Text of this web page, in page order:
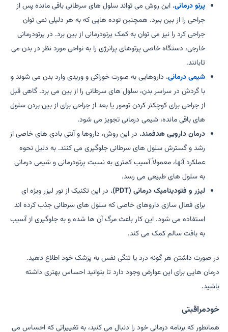
پرتو درمانی. این روش می تواند سلول های سرطانی باقی مانده پس از
جراحی را از بین ببرد. همچنین توده هایی که به هر دلیلی نمی توان
جراحی کرد را نیز می توان به کمک پرتودرمانی از بین برد. در پرتودرمانی
خارجی، دستگاه خاصی پرتوهای پرانرژی را به نواحی مورد نظر در بدن می
تابانند.
شیمی درمانی. داروهایی به صورت خوراکی و وریدی وارد بدن می شوند و
با گردش در سراسر بدن، سلول های سرطانی را از بین می برد. گاهی قبل
از جراحی برای کوچکتر کردن تومور یا بعد از جراحی برای از بین بردن سلول
های باقی مانده، شیمی درمانی تجویز می شود.
درمان دارویی هدفمند. در این روش، داروها و آنتی بادی های خاصی از
رشد و گسترش سلول های سرطانی جلوگیری می کنند. به دلیل نحوه
عملکرد آنها، معمولاً آسیب کمتری به نسبت پرتودرمانی و شیمی درمانی
به سلول های طبیعی می رسد.
لیزر و فتودینامیک درمانی (PDT).
در این تکنیک از نور لیزر ویژه ای
برای فعال سازی داروهای خاصی که سلول های سرطانی جذب کرده اند
استفاده می شود. این کار باعث مرگ آن ها شده و به جلوگیری از آسیب
به بافت سالم کمک می کند.
در صورت داشتن هر گونه درد یا تنگی نفس به پزشک خود اطلاع دهید.
درمان هایی برای این عوارض وجود دارد تا بتوانید احساس بهتری داشته
باشید.
خودمراقبتی
همانطور که برنامه درمانی خود را دنبال می کنید، به تغییراتی که احساس می